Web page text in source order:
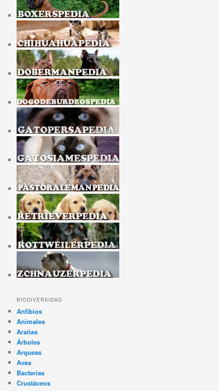
BIODIVERSIDAD
Anfibios
Animales
Arañas
Árboles
Arqueas
Aves
Bacterias
Crustáceos